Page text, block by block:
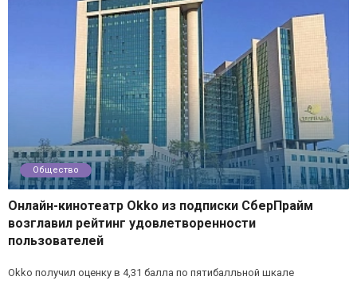
Общество
Онлайн-кинотеатр Okko из подписки СберПрайм
возглавил рейтинг удовлетворенности
пользователей
Okko получил оценку в 4,31 балла по пятибалльной шкале